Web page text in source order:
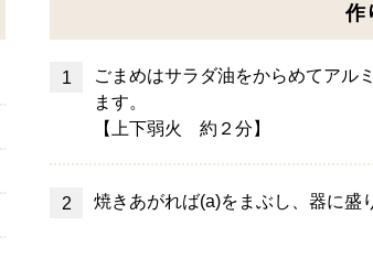
作
ごまめはサラダ油をからめてアル
ます。
【上下弱火 約２分】
焼きあがれば(a)をまぶし、器に盛